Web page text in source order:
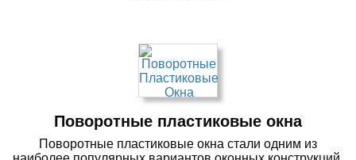
Поворотные пластиковые окна
Поворотные пластиковые окна стали одним из